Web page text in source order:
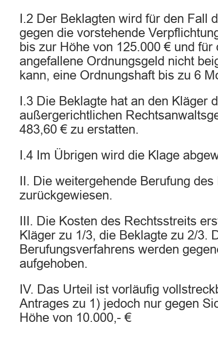
I.2 Der Beklagten wird für den Fall
gegen die vorstehende
bis zur Höhe von 125.000 € und
angefallene Ordnungsgeld nicht
kann, eine Ordnungshaft bis zu 6
I.3 Die Beklagte hat an den Kläger
außergerichtlichen
483,60 € zu erstatten.
I.4 Im Übrigen wird die Klage
II. Die weitergehende Berufung
zurückgewiesen.
III. Die Kosten des Rechtsstreits
Kläger zu 1/3, die Beklagte zu 2/3.
Berufungsverfahrens werden
aufgehoben.
IV. Das Urteil ist vorläufig
Antrages zu 1) jedoch nur gegen
Höhe von 10.000,- €